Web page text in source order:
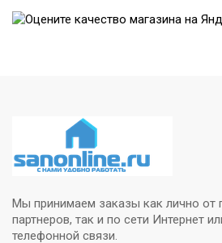
Мы принимаем заказы как лично от
партнеров, так и по сети Интернет
телефонной связи.